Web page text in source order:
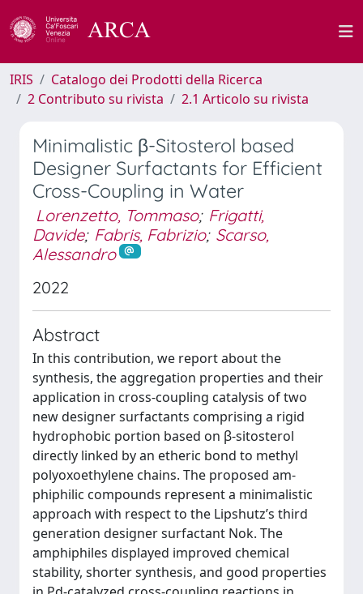
IRIS
Catalogo dei Prodotti della Ricerca
2 Contributo su rivista
2.1 Articolo su rivista
Minimalistic β-Sitosterol based
Designer Surfactants for Efficient
Cross-Coupling in Water
Lorenzetto, Tommaso; Frigatti,
Davide; Fabris, Fabrizio; Scarso,
Alessandro
2022
Abstract
In this contribution, we report about the
synthesis, the aggregation properties and their
application in cross-coupling catalysis of two
new designer surfactants comprising a rigid
hydrophobic portion based on β-sitosterol
directly linked by an etheric bond to methyl
polyoxoethylene chains. The proposed am-
phiphilic compounds represent a minimalistic
approach with respect to the Lipshutz’s third
generation designer surfactant Nok. The
amphiphiles displayed improved chemical
stability, shorter synthesis, and good properties